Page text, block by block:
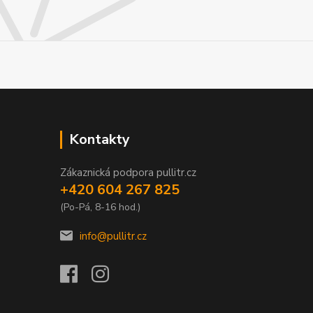
Kontakty
Zákaznická podpora pullitr.cz
+420 604 267 825
(Po-Pá, 8-16 hod.)
info@pullitr.cz